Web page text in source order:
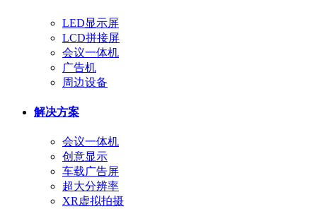
LED显示屏
LCD拼接屏
会议一体机
广告机
周边设备
解决方案
会议一体机
创意显示
车载广告屏
超大分辨率
XR虚拟拍摄